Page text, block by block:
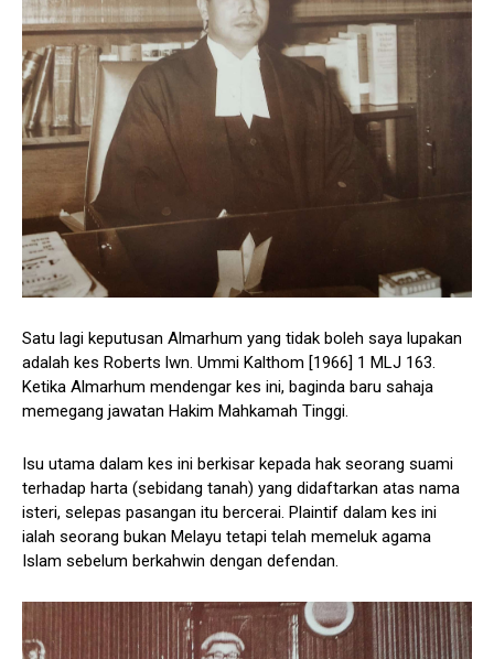
Satu lagi keputusan Almarhum yang tidak boleh saya lupakan
adalah kes Roberts lwn. Ummi Kalthom [1966] 1 MLJ 163.
Ketika Almarhum mendengar kes ini, baginda baru sahaja
memegang jawatan Hakim Mahkamah Tinggi.
Isu utama dalam kes ini berkisar kepada hak seorang suami
terhadap harta (sebidang tanah) yang didaftarkan atas nama
isteri, selepas pasangan itu bercerai. Plaintif dalam kes ini
ialah seorang bukan Melayu tetapi telah memeluk agama
Islam sebelum berkahwin dengan defendan.